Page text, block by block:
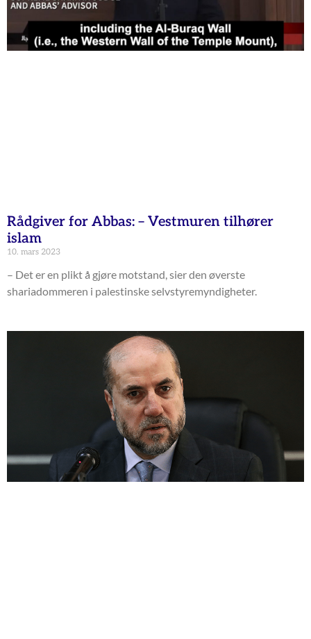
Rådgiver for Abbas: – Vestmuren tilhører
islam
10. mars 2023
– Det er en plikt å gjøre motstand, sier den øverste
shariadommeren i palestinske selvstyremyndigheter.